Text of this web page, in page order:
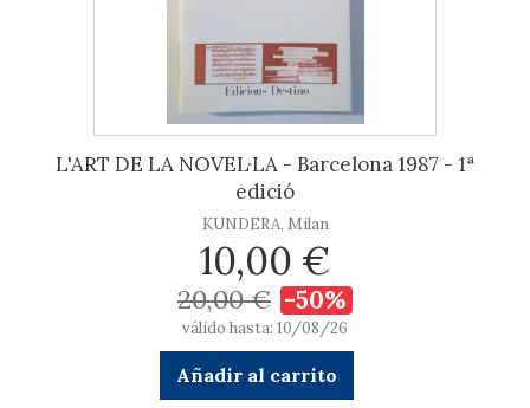
L'ART DE LA NOVEL·LA - Barcelona 1987 - 1ª
edició
KUNDERA, Milan
10,00 €
20,00 € -50%
válido hasta: 10/08/26
Añadir al carrito